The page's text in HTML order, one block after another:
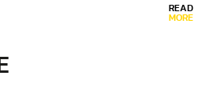
READ
MORE